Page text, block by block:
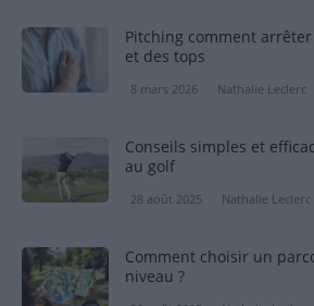
Pitching comment
et des tops
8 mars 2026 Nathalie Leclerc
Conseils simples et
au golf
28 août 2025 Nathalie Leclerc
Comment choisir un
niveau ?